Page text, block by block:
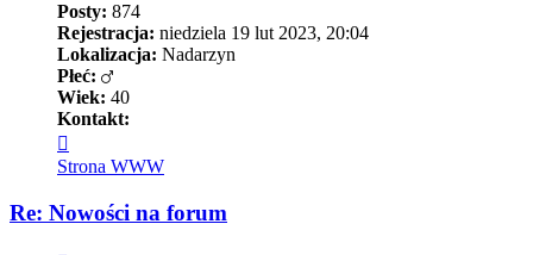
Posty: 874
Rejestracja: niedziela 19 lut 2023, 20:04
Lokalizacja: Nadarzyn
Płeć:
Wiek: 40
Kontakt:
się
z
DzieX
Strona WWW
Re: Nowości na forum